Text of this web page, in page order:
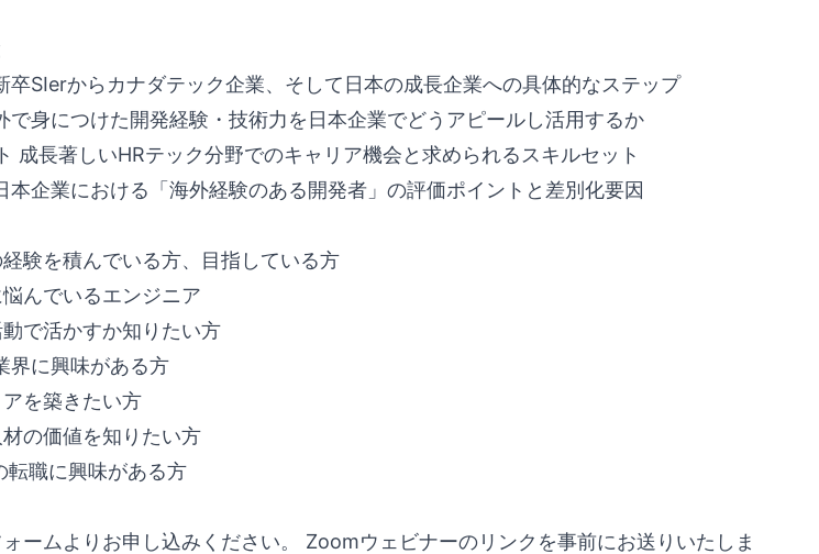
卒SIerからカナダテック企業、そして日本の成長企業への具体的なステップ
で身につけた開発経験・技術力を日本企業でどうアピールし活用するか
成長著しいHRテック分野でのキャリア機会と求められるスキルセット
本企業における「海外経験のある開発者」の評価ポイントと差別化要因
験を積んでいる方、目指している方
んでいるエンジニア
で活かすか知りたい方
界に興味がある方
を築きたい方
の価値を知りたい方
職に興味がある方
ームよりお申し込みください。 Zoomウェビナーのリンクを事前にお送りいたしま